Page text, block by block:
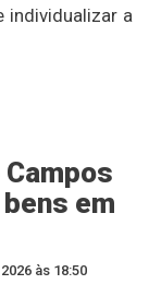
individualizar a
em
às 18:50